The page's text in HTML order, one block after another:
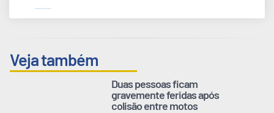
Veja também
Duas pessoas ficam
gravemente feridas após
colisão entre motos